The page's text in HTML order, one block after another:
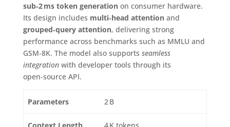
sub‑2 ms token generationon consumer hardware.
Its design includes multi‑head attentionand
grouped‑query attention, delivering strong
performance across benchmarks such as MMLU and
GSM‑8K. The model also supports seamless
integrationwith developer tools through its
open‑source API.
Parameters 2 B